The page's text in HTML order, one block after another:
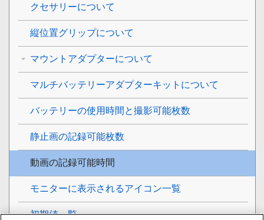
クセサリーについて
縦位置グリップについて
マウントアダプターについて
マルチバッテリーアダプターキットについて
バッテリーの使用時間と撮影可能枚数
静止画の記録可能枚数
動画の記録可能時間
モニターに表示されるアイコン一覧
初期値一覧